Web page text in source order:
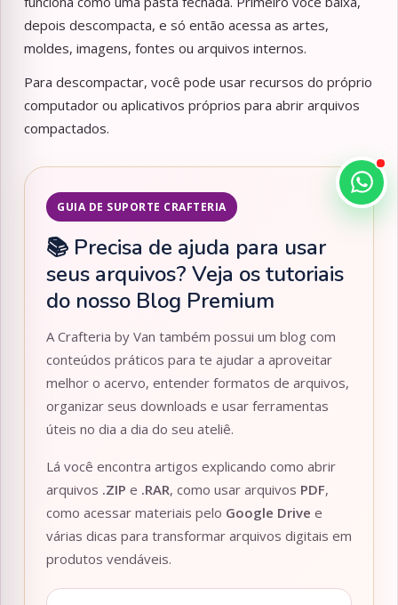
depois descompacta, e só então acessa as artes,
moldes, imagens, fontes ou arquivos internos.
Para descompactar, você pode usar recursos do próprio
computador ou aplicativos próprios para abrir arquivos
compactados.
GUIA DE SUPORTE CRAFTERIA
📚 Precisa de ajuda para usar
seus arquivos? Veja os tutoriais
do nosso Blog Premium
A Crafteria by Van também possui um blog com
conteúdos práticos para te ajudar a aproveitar
melhor o acervo, entender formatos de arquivos,
organizar seus downloads e usar ferramentas
úteis no dia a dia do seu ateliê.
Lá você encontra artigos explicando como abrir
arquivos .ZIP e .RAR, como usar arquivos PDF,
como acessar materiais pelo Google Drive e
várias dicas para transformar arquivos digitais em
produtos vendáveis.